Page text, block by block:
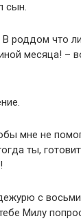
сын.
роддом что
месяца! –
мне не
ты,
с
Милу